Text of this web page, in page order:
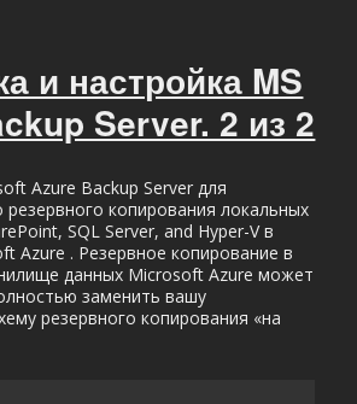
и настройка MS
Server. 2 из 2
Azure Backup Server для
резервного копирования локальных
SQL Server, and Hyper-V в
Azure . Резервное копирование в
данных Microsoft Azure может
заменить вашу
резервного копирования «на